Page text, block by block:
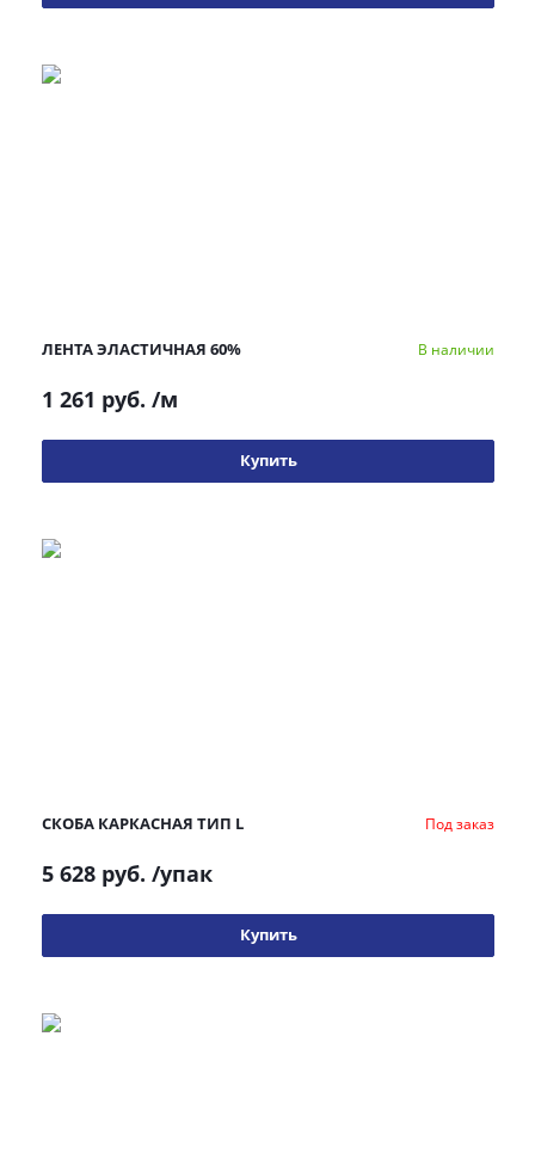
ЛЕНТА ЭЛАСТИЧНАЯ 60% В наличии
1 261 руб. /м
Купить
СКОБА КАРКАСНАЯ ТИП L Под заказ
5 628 руб. /упак
Купить